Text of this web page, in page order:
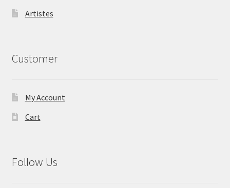
Artistes
Customer
My Account
Cart
Follow Us